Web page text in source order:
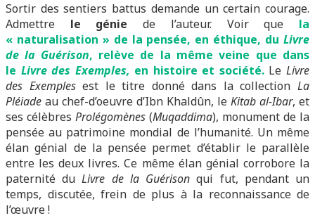
Sortir des sentiers battus demande un certain courage.
Admettre le géniede l’auteur. Voir que
la
« naturalisation » de la pensée, en éthique, du Livre
de la Guérison, relève de la même veine que dans
le Livre des Exemples, en histoire et société.LeLivre
des Exemplesest le titre donné dans la collectionLa
Pléiade au chef-d’oeuvre d’Ibn Khaldûn, le Kitab al-Ibar, et
ses célèbres Prolégomènes (Muqaddima), monument de la
pensée au patrimoine mondial de l’humanité. Un même
élan génial de la pensée permet d’établir le parallèle
entre les deux livres. Ce même élan génial corrobore la
paternité duLivre de la Guérison qui fut, pendant un
temps, discutée, frein de plus à la reconnaissance de
l’œuvre !